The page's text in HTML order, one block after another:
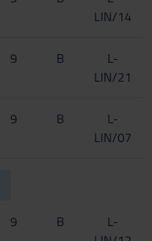
LIN/14
9 B
L-
LIN/21
9 B
L-
LIN/07
9 B
L-